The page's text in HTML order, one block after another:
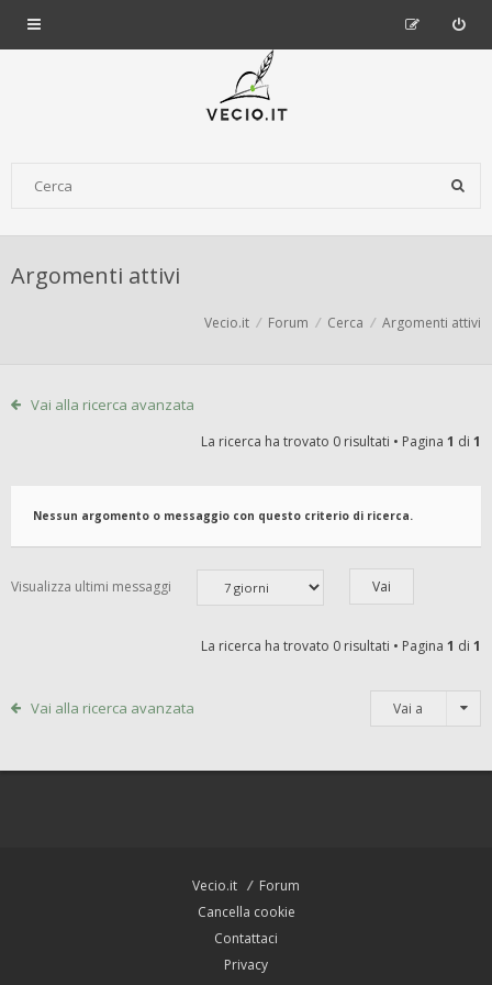
Argomenti attivi
Vecio.it Forum Cerca Argomenti attivi
Vai alla ricerca avanzata
La ricerca ha trovato 0 risultati • Pagina 1 di 1
Nessun argomento o messaggio con questo criterio di ricerca.
Visualizza ultimi messaggi
La ricerca ha trovato 0 risultati • Pagina 1 di 1
Vai alla ricerca avanzata Vai a
Vecio.it
Forum
Cancella cookie
Contattaci
Privacy